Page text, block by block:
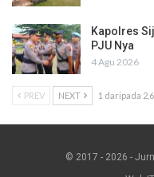
Kapolres
PJU Nya
4 Agu 2026
PREV NEXT 1 daripada
© 2017 - 2026 -